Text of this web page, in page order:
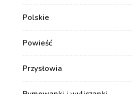
Polskie
Powieść
Przysłowia